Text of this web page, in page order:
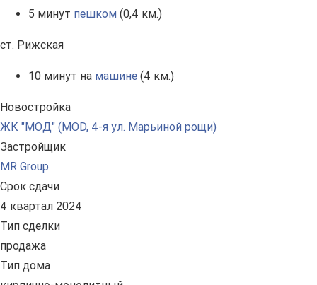
5 минут пешком (0,4 км.)
ст. Рижская
10 минут на машине (4 км.)
Новостройка
ЖК "МОД" (MOD, 4-я ул. Марьиной рощи)
Застройщик
MR Group
Срок сдачи
4 квартал 2024
Тип сделки
продажа
Тип дома